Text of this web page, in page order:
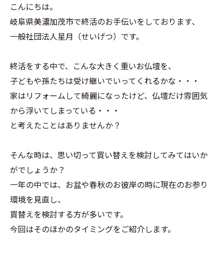
こんにちは。
岐阜県美濃加茂市で終活のお手伝いをしております、
一般社団法人星月（せいげつ）です。
終活をする中で、こんな大きく重いお仏壇を、
子どもや孫たちは受け継いでいってくれるかな・・・
家はリフォームして綺麗になったけど、仏壇だけ雰囲気
から浮いてしまっている・・・
と考えたことはありませんか？
そんな時は、思い切って買い替えを検討してみてはいか
がでしょうか？
一年の中では、お盆や春秋のお彼岸の時に現在のお参り
環境を見直し、
買替えを検討する方が多いです。
今回はそのほかのタイミングをご紹介します。